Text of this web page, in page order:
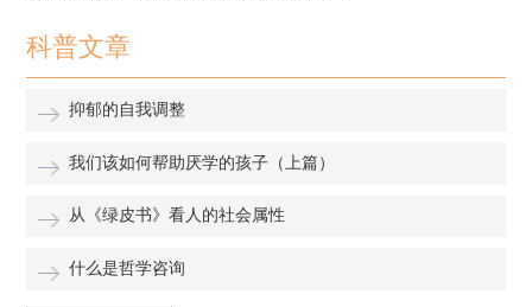
科普文章
抑郁的自我调整
我们该如何帮助厌学的孩子（上篇）
从《绿皮书》看人的社会属性
什么是哲学咨询